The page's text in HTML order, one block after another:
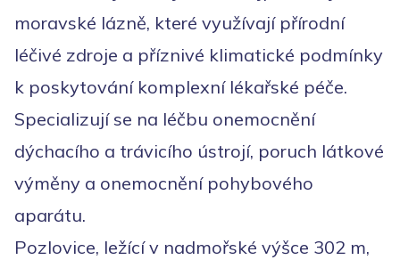
moravské lázně, které využívají přírodní
léčivé zdroje a příznivé klimatické podmínky
k poskytování komplexní lékařské péče.
Specializují se na léčbu onemocnění
dýchacího a trávicího ústrojí, poruch látkové
výměny a onemocnění pohybového
aparátu.
Pozlovice, ležící v nadmořské výšce 302 m,